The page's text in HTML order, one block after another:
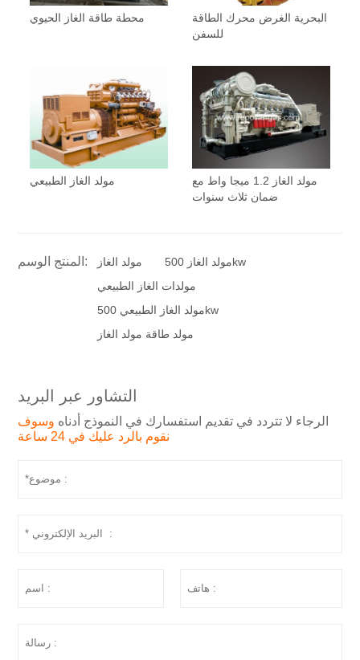
محطة طاقة الغاز الحيوي
البحرية الغرض محرك الطاقة
للسفن
مولد الغاز الطبيعي
مولد الغاز 1.2 ميجا واط مع
ضمان ثلاث سنوات
المنتج الوسم: مولد الغاز
مولد الغاز 500kw
مولدات الغاز الطبيعي
مولد الغاز الطبيعي 500kw
مولد طاقة مولد الغاز
التشاور عبر البريد
الرجاء لا تتردد في تقديم استفسارك في النموذج أدناه وسوف
نقوم بالرد عليك في 24 ساعة